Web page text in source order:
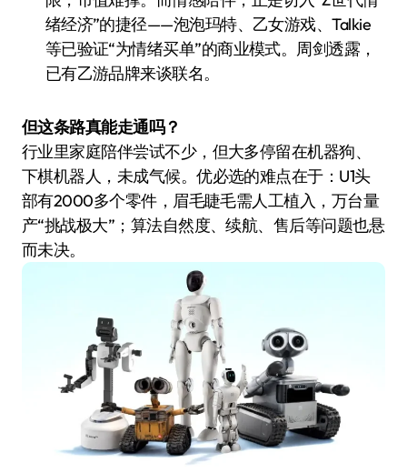
绪经济”的捷径——泡泡玛特、乙女游戏、Talkie
等已验证“为情绪买单”的商业模式。周剑透露，
已有乙游品牌来谈联名。
但这条路真能走通吗？
行业里家庭陪伴尝试不少，但大多停留在机器狗、
下棋机器人，未成气候。优必选的难点在于：U1头
部有2000多个零件，眉毛睫毛需人工植入，万台量
产“挑战极大”；算法自然度、续航、售后等问题也悬
而未决。